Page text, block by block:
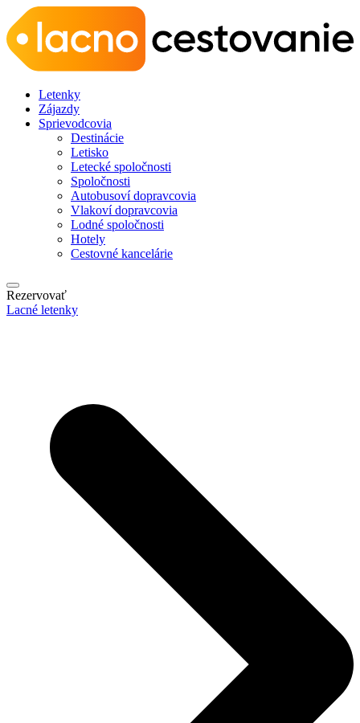
Letenky
Zájazdy
Sprievodcovia
Destinácie
Letisko
Letecké spoločnosti
Spoločnosti
Autobusoví dopravcovia
Vlakoví dopravcovia
Lodné spoločnosti
Hotely
Cestovné kancelárie
Rezervovať
Lacné letenky